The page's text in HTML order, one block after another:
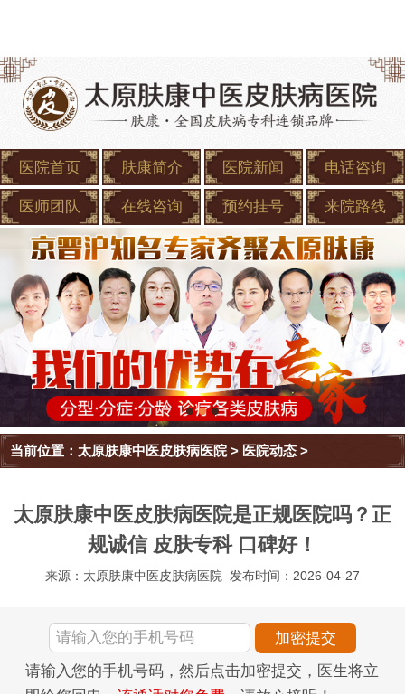
医院首页 肤康简介 医院新闻 电话咨询
医师团队 在线咨询 预约挂号 来院路线
当前位置： 太原肤康中医皮肤病医院> 医院动态 >
太原肤康中医皮肤病医院是正规医院吗？正
规诚信 皮肤专科 口碑好！
来源：太原肤康中医皮肤病医院 发布时间：2026-04-27
请输入您的手机号码，然后点击加密提交，医生将立